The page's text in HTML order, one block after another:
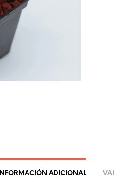
INFORMACIÓN ADICIONAL